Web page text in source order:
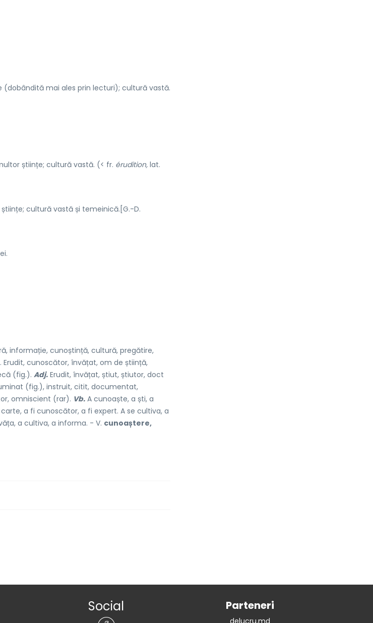
mai ales prin lecturi); cultură vastă.
științe; cultură vastă. (< fr. érudition, lat.
cultură vastă și temeinică.[G.-D.
informație, cunoștință, cultură, pregătire,
cunoscător, învățat, om de știință,
(fig.). Adj. Erudit, învățat, știut, știutor, doct
(fig.), instruit, citit, documentat,
omniscient (rar). Vb. A cunoaște, a ști, a
a fi cunoscător, a fi expert. A se cultiva, a
a cultiva, a informa. - V. cunoaștere,
Social Parteneri
delucru.md